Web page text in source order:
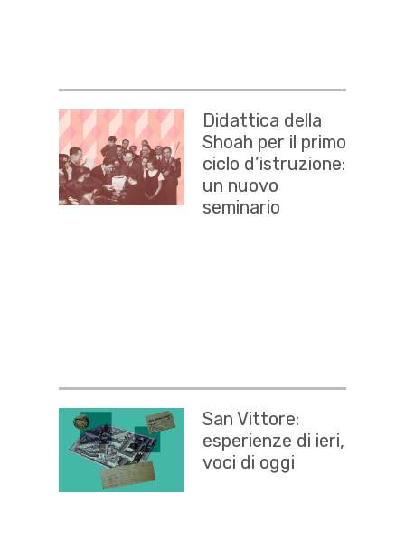
Didattica della
Shoah per il primo
ciclo d’istruzione:
un nuovo
seminario
San Vittore:
esperienze di ieri,
voci di oggi